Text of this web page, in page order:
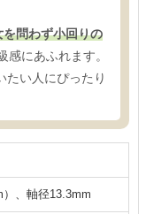
問わず小回りの
感にあふれます。
たい人にぴったり
、軸径13.3mm